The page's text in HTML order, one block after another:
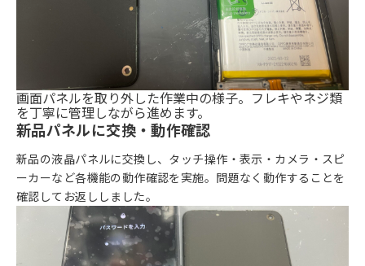
画面パネルを取り外した作業中の様子。フレキやネジ類
を丁寧に管理しながら進めます。
新品パネルに交換・動作確認
新品の液晶パネルに交換し、タッチ操作・表示・カメラ・スピ
ーカーなど各機能の動作確認を実施。問題なく動作することを
確認してお返ししました。